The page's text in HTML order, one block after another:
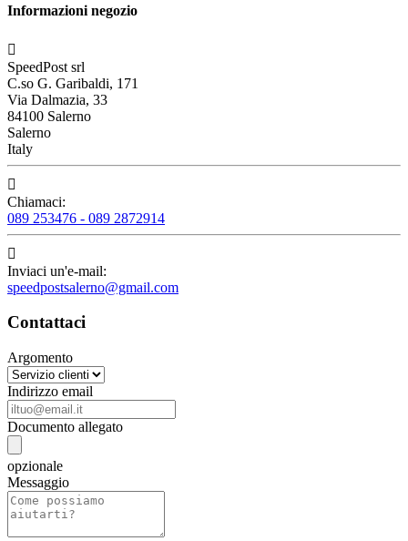
Informazioni negozio

SpeedPost srl
C.so G. Garibaldi, 171
Via Dalmazia, 33
84100 Salerno
Salerno
Italy

Chiamaci:
089 253476 - 089 2872914

Inviaci un'e-mail:
speedpostsalerno@gmail.com
Contattaci
Argomento
Indirizzo email
Documento allegato
opzionale
Messaggio